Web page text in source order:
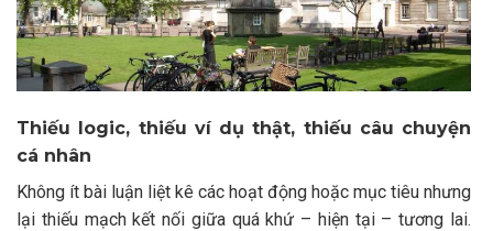
Thiếu logic, thiếu ví dụ thật, thiếu câu chuyện
cá nhân
Không ít bài luận liệt kê các hoạt động hoặc mục tiêu nhưng
lại thiếu mạch kết nối giữa quá khứ – hiện tại – tương lai.